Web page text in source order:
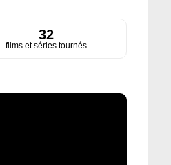
32
films et séries tournés